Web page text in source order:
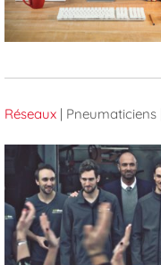
Réseaux | Pneumaticiens